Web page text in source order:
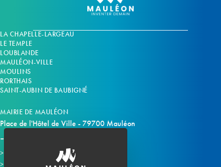
LA CHAPELLE-LARGEAU
LE TEMPLE
LOUBLANDE
MAULÉON-VILLE
MOULINS
RORTHAIS
SAINT-AUBIN DE BAUBIGNÉ
MAIRIE DE MAULÉON
Place de l'Hôtel de Ville - 79700 Mauléon
Horaires d'ouverture
Contacter la mairie